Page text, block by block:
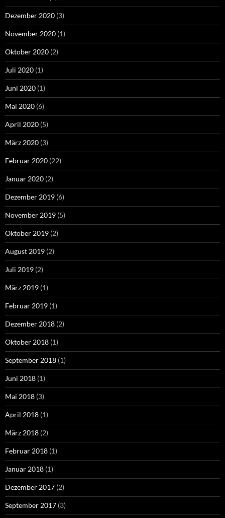
Dezember 2020 (3)
November 2020 (1)
Oktober 2020 (2)
Juli 2020 (1)
Juni 2020 (1)
Mai 2020 (6)
April 2020 (5)
März 2020 (3)
Februar 2020 (22)
Januar 2020 (2)
Dezember 2019 (6)
November 2019 (5)
Oktober 2019 (2)
August 2019 (2)
Juli 2019 (2)
März 2019 (1)
Februar 2019 (1)
Dezember 2018 (2)
Oktober 2018 (1)
September 2018 (1)
Juni 2018 (1)
Mai 2018 (3)
April 2018 (1)
März 2018 (2)
Februar 2018 (1)
Januar 2018 (1)
Dezember 2017 (2)
September 2017 (3)